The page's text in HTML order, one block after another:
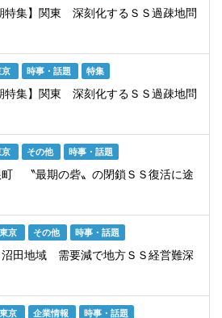
特集】関東 深刻化するＳＳ過疎地問
時事・話題 特集
特集】関東 深刻化するＳＳ過疎地問
その他 時事・話題
〝最期の砦〟の閉鎖ＳＳ復活に途
京 その他 時事・話題
田地域 需要減で地方ＳＳ経営難深
京 企業情報 時事・話題